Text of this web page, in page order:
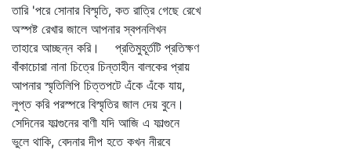
তারি 'পরে সোনার বিস্মৃতি, কত রাত্রি গেছে রেখে
অস্পষ্ট রেখার জালে আপনার স্বপনলিখন
তাহারে আচ্ছন্ন করি। প্রতিমুহূর্তটি প্রতিক্ষণ
বাঁকাচোরা নানা চিত্রে চিন্তাহীন বালকের প্রায়
আপনার স্মৃতিলিপি চিত্তপটে এঁকে এঁকে যায়,
লুপ্ত করি পরস্পরে বিস্মৃতির জাল দেয় বুনে।
সেদিনের ফাল্গুনের বাণী যদি আজি এ ফাল্গুনে
ভুলে থাকি, বেদনার দীপ হতে কখন নীরবে